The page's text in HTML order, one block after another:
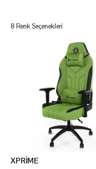
8 Renk Seçenekleri
XPRİME